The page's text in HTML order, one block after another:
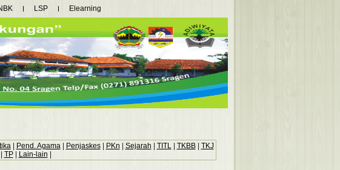
LSP Elearning
| Pend. Agama | Penjaskes| PKn | Sejarah | TITL | TKBB| TKJ
| TP| Lain-lain |